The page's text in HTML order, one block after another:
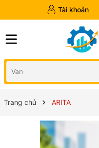
Tài khoản
Trang chủ ARITA